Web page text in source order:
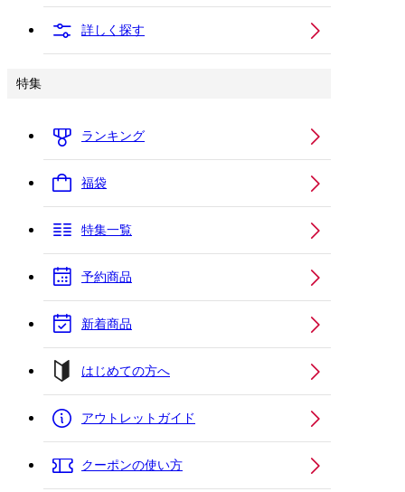
詳しく探す
特集
ランキング
福袋
特集一覧
予約商品
新着商品
はじめての方へ
アウトレットガイド
クーポンの使い方